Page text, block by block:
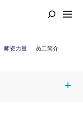
师资力量 员工简介